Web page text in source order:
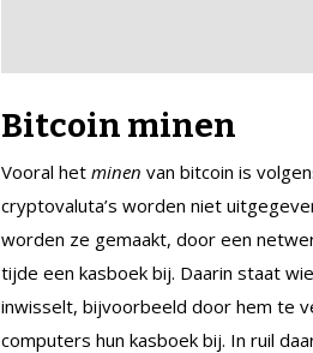
Bitcoin minen
Vooral het minen van bitcoin is
cryptovaluta’s worden niet
worden ze gemaakt, door een
tijde een kasboek bij. Daarin staat
inwisselt, bijvoorbeeld door hem te
computers hun kasboek bij. In ruil